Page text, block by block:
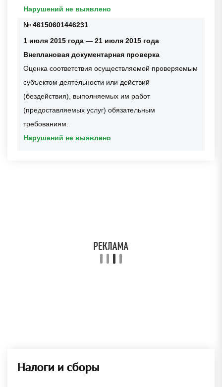
Нарушений не выявлено
№ 46150601446231
1 июля 2015 года — 21 июля 2015 года
Внеплановая документарная проверка
Оценка соответствия осуществляемой проверяемым
субъектом деятельности или действий
(бездействия), выполняемых им работ
(предоставляемых услуг) обязательным
требованиям.
Нарушений не выявлено
Налоги и сборы